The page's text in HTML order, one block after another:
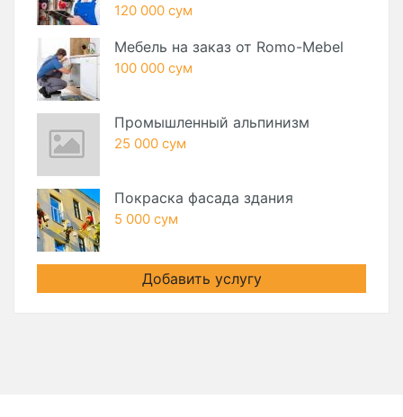
120 000 сум
Мебель на заказ от Romo-Mebel
100 000 сум
Промышленный альпинизм
25 000 сум
Покраска фасада здания
5 000 сум
Добавить услугу